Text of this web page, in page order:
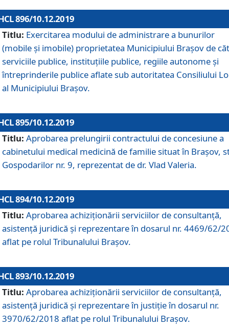
896/10.12.2019
Titlu: Exercitarea modului de administrare a bunurilor
(mobile și imobile) proprietatea Municipiului Brașov de
serviciile publice, instituțiile publice, regiile autonome și
întreprinderile publice aflate sub autoritatea Consiliului
al Municipiului Brașov.
895/10.12.2019
Titlu: Aprobarea prelungirii contractului de concesiune a
cabinetului medical medicină de familie situat în Braşov,
Gospodarilor nr. 9, reprezentat de dr. Vlad Valeria.
894/10.12.2019
Titlu: Aprobarea achiziţionării serviciilor de consultanţă,
asistenţă juridică şi reprezentare în dosarul nr. 4469/62/
aflat pe rolul Tribunalului Braşov.
893/10.12.2019
Titlu: Aprobarea achiziţionării serviciilor de consultanţă,
asistenţă juridică şi reprezentare în justiţie în dosarul nr.
3970/62/2018 aflat pe rolul Tribunalului Braşov.